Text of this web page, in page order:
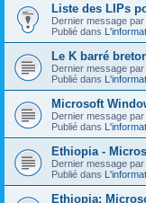
Liste des LIPs
Dernier message par
Publié dans
Le K barré
Dernier message par
Publié dans
Microsoft
Dernier message par
Publié dans
Ethiopia -
Dernier message par
Publié dans
Ethiopia: